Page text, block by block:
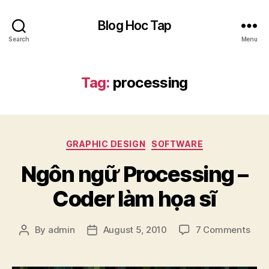
Search
Blog Hoc Tap
Menu
Tag: processing
Categories
GRAPHIC DESIGN SOFTWARE
Ngôn ngữ Processing –
Coder làm họa sĩ
Post
By admin
PostAugust 5, 2010 7 Commentson